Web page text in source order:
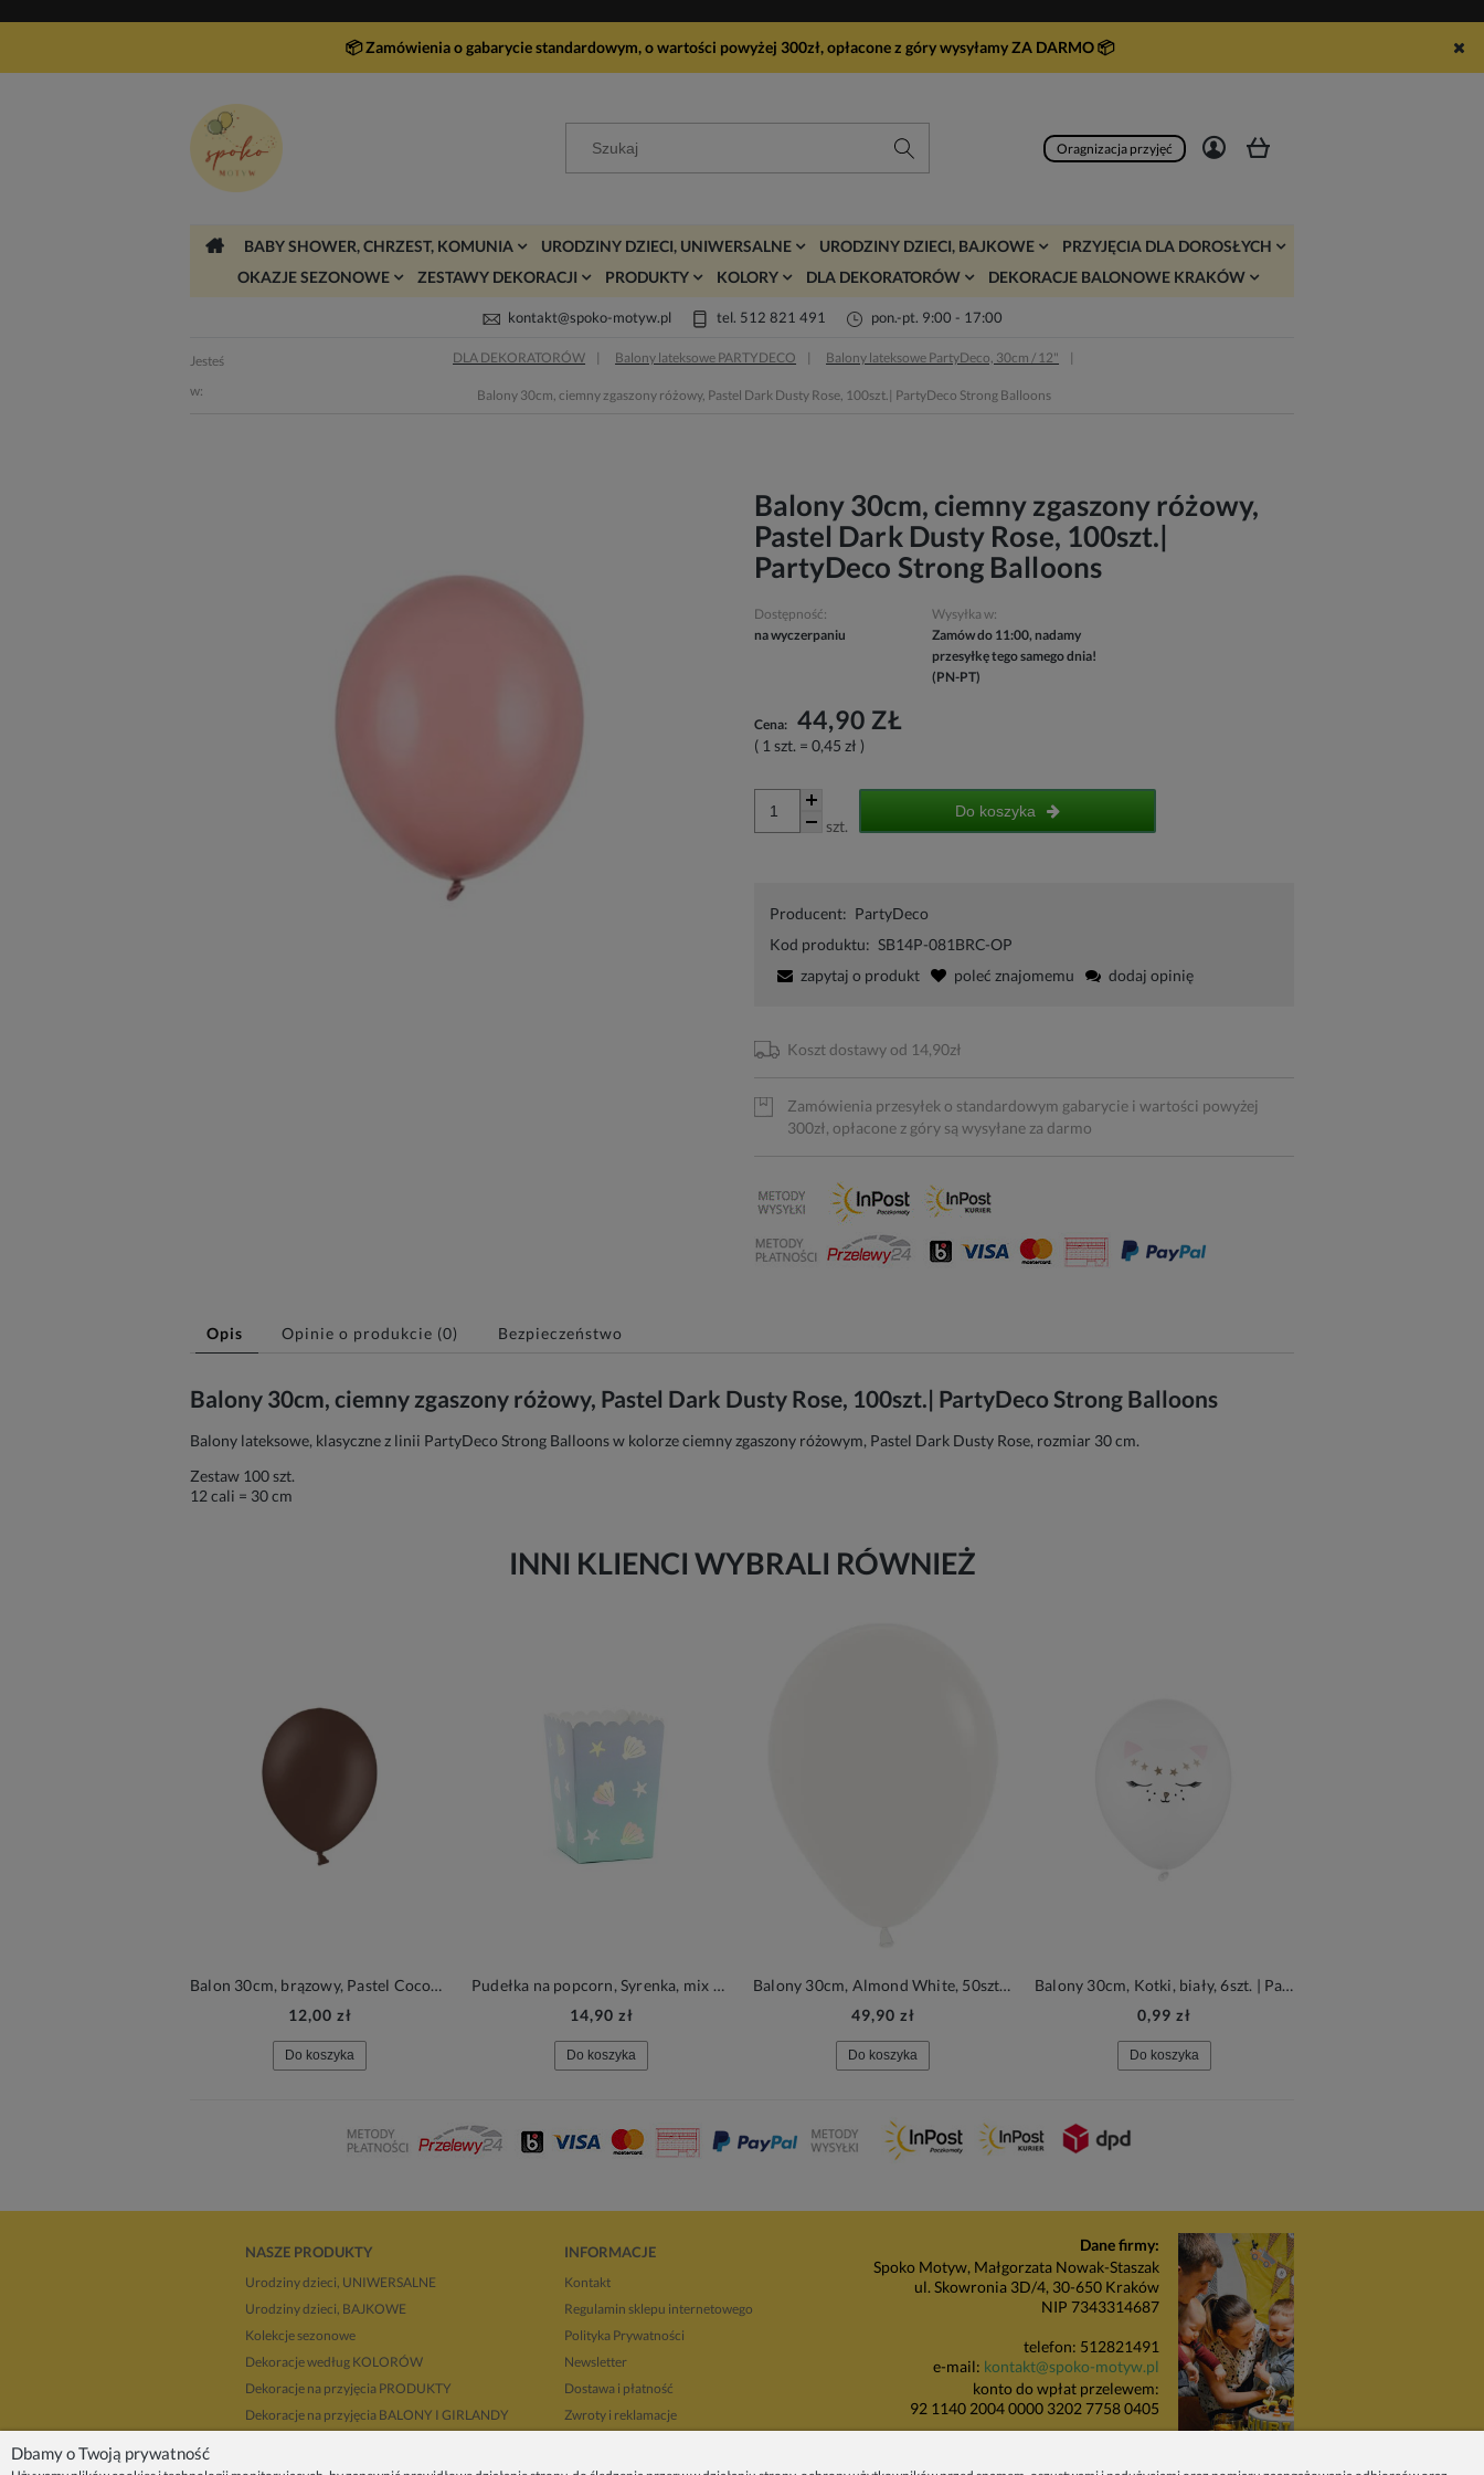
📦 Zamówienia o gabarycie standardowym, o wartości powyżej 300zł, opłacone z góry wysyłamy ZA DARMO📦
Oragnizacja przyjęć
BABY SHOWER, CHRZEST, KOMUNIA URODZINY DZIECI, UNIWERSALNE URODZINY DZIECI, BAJKOWE
PRZYJĘCIA DLA DOROSŁYCH
OKAZJE SEZONOWE
ZESTAWY DEKORACJI PRODUKTY KOLORY DLA DEKORATORÓW DEKORACJE BALONOWE KRAKÓW
kontakt@spoko-motyw.pl tel. 512 821 491 pon.-pt. 9:00 - 17:00
Jesteś
w:
DLA DEKORATORÓW Balony lateksowe PARTYDECO Balony lateksowe PartyDeco, 30cm / 12"
Balony 30cm, ciemny zgaszony różowy, Pastel Dark Dusty Rose, 100szt.| PartyDeco Strong Balloons
Balony 30cm, ciemny zgaszony różowy,
Pastel Dark Dusty Rose, 100szt.|
PartyDeco Strong Balloons
Dostępność:
na wyczerpaniu
Wysyłka w:
Zamów do 11:00, nadamy
przesyłkę tego samego dnia!
(PN-PT)
Cena: 44,90 ZŁ
( 1 szt. = 0,45 zł )
szt.
Do koszyka
Producent: PartyDeco
Kod produktu: SB14P-081BRC-OP
zapytaj o produkt
poleć znajomemu dodaj opinię
Koszt dostawy od 14,90zł
Zamówienia przesyłek o standardowym gabarycie i wartości powyżej
300zł, opłacone z góry są wysyłane za darmo
Opis Opinie o produkcie (0) Bezpieczeństwo
Balony 30cm, ciemny zgaszony różowy, Pastel Dark Dusty Rose, 100szt.| PartyDeco Strong Balloons
Balony lateksowe, klasyczne z linii PartyDeco Strong Balloons w kolorze ciemny zgaszony różowym, Pastel Dark Dusty Rose, rozmiar 30 cm.
Zestaw 100 szt.
12 cali = 30 cm
INNI KLIENCI WYBRALI RÓWNIEŻ
Balon 30cm, brązowy, Pastel Cocoa Brown, 1szt.| PartyDeco Strong Balloons + HEL (odbiór osobisty, dostawa, Kraków)
12,00 zł
Do koszyka
Pudełka na popcorn, Syrenka, mix kolorów, 6szt.
14,90 zł
Do koszyka
Balony 30cm, Almond White, 50szt. | Sempertex Fashion Solid
49,90 zł
Do koszyka
Balony 30cm, Kotki, biały, 6szt. | PartyDeco Strong Balloons
0,99 zł
Do koszyka
NASZE PRODUKTY
Urodziny dzieci, UNIWERSALNE
Urodziny dzieci, BAJKOWE
Kolekcje sezonowe
Dekoracje według KOLORÓW
Dekoracje na przyjęcia PRODUKTY
Dekoracje na przyjęcia BALONY I GIRLANDY
Upominki i prezenty
INFORMACJE
Kontakt
Regulamin sklepu internetowego
Polityka Prywatności
Newsletter
Dostawa i płatność
Zwroty i reklamacje
Regulaminy promocji
Dane firmy:
Spoko Motyw, Małgorzata Nowak-Staszak
ul. Skowronia 3D/4, 30-650 Kraków
NIP 7343314687
telefon: 512821491
e-mail: kontakt@spoko-motyw.pl
konto do wpłat przelewem:
92 1140 2004 0000 3202 7758 0405
Dbamy o Twoją prywatność